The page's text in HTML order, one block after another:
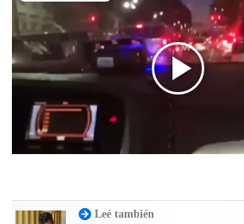
Leé también